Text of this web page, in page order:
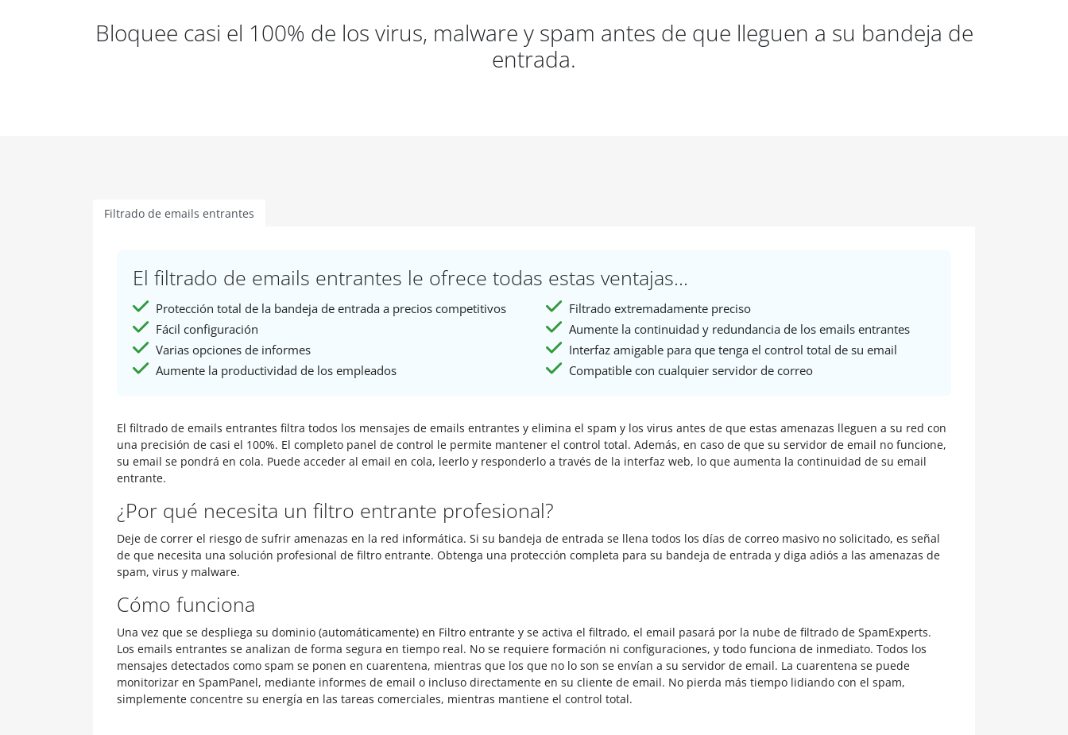
Bloquee casi el 100% de los virus, malware y spam antes de que lleguen a su bandeja de
entrada.
Filtrado de emails entrantes
El filtrado de emails entrantes le ofrece todas estas ventajas...
Protección total de la bandeja de entrada a precios competitivos
Filtrado extremadamente preciso
Fácil configuración
Aumente la continuidad y redundancia de los emails entrantes
Varias opciones de informes
Interfaz amigable para que tenga el control total de su email
Aumente la productividad de los empleados
Compatible con cualquier servidor de correo
El filtrado de emails entrantes filtra todos los mensajes de emails entrantes y elimina el spam y los virus antes de que estas amenazas lleguen a su red con
una precisión de casi el 100%. El completo panel de control le permite mantener el control total. Además, en caso de que su servidor de email no funcione,
su email se pondrá en cola. Puede acceder al email en cola, leerlo y responderlo a través de la interfaz web, lo que aumenta la continuidad de su email
entrante.
¿Por qué necesita un filtro entrante profesional?
Deje de correr el riesgo de sufrir amenazas en la red informática. Si su bandeja de entrada se llena todos los días de correo masivo no solicitado, es señal
de que necesita una solución profesional de filtro entrante. Obtenga una protección completa para su bandeja de entrada y diga adiós a las amenazas de
spam, virus y malware.
Cómo funciona
Una vez que se despliega su dominio (automáticamente) en Filtro entrante y se activa el filtrado, el email pasará por la nube de filtrado de SpamExperts.
Los emails entrantes se analizan de forma segura en tiempo real. No se requiere formación ni configuraciones, y todo funciona de inmediato. Todos los
mensajes detectados como spam se ponen en cuarentena, mientras que los que no lo son se envían a su servidor de email. La cuarentena se puede
monitorizar en SpamPanel, mediante informes de email o incluso directamente en su cliente de email. No pierda más tiempo lidiando con el spam,
simplemente concentre su energía en las tareas comerciales, mientras mantiene el control total.